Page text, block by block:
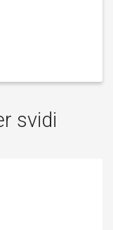
svidi